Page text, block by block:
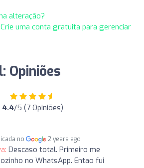
alteração?
uma conta gratuita para gerenciar
Opiniões
4.4/5 (7 Opiniões)
no 2 years ago
Descaso total. Primeiro me
no WhatsApp. Entao fui